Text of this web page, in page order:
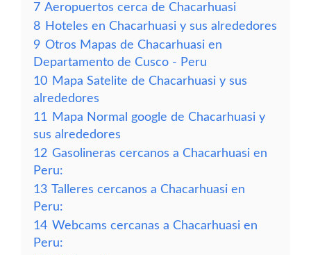
7 Aeropuertos cerca de Chacarhuasi
8 Hoteles en Chacarhuasi y sus alrededores
9 Otros Mapas de Chacarhuasi en
Departamento de Cusco - Peru
10 Mapa Satelite de Chacarhuasi y sus
alrededores
11
Mapa Normal google de Chacarhuasi y
sus alrededores
12 Gasolineras cercanos a Chacarhuasi en
Peru:
13 Talleres cercanos a Chacarhuasi en
Peru:
14 Webcams cercanas a Chacarhuasi en
Peru: